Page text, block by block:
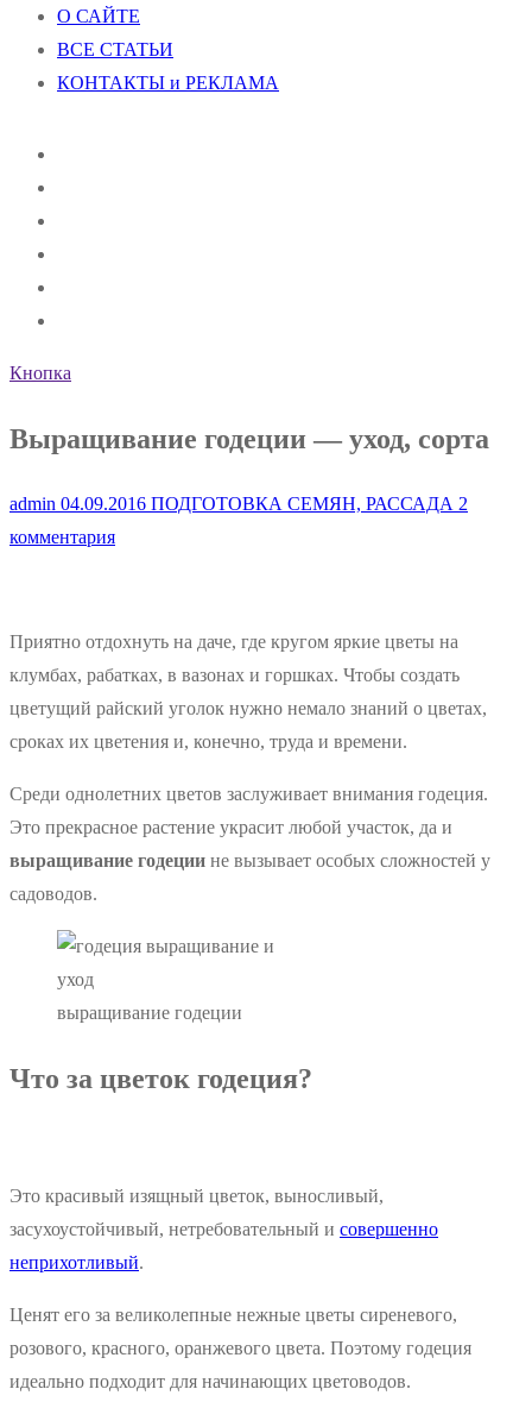
О САЙТЕ
ВСЕ СТАТЬИ
КОНТАКТЫ и РЕКЛАМА
Кнопка
Выращивание годеции — уход, сорта
admin 04.09.2016 ПОДГОТОВКА СЕМЯН, РАССАДА 2
комментария
Приятно отдохнуть на даче, где кругом яркие цветы на
клумбах, рабатках, в вазонах и горшках. Чтобы создать
цветущий райский уголок нужно немало знаний о цветах,
сроках их цветения и, конечно, труда и времени.
Среди однолетних цветов заслуживает внимания годеция.
Это прекрасное растение украсит любой участок, да и
выращивание годеции не вызывает особых сложностей у
садоводов.
выращивание годеции
Что за цветок годеция?
Это красивый изящный цветок, выносливый,
засухоустойчивый, нетребовательный и совершенно
неприхотливый.
Ценят его за великолепные нежные цветы сиреневого,
розового, красного, оранжевого цвета. Поэтому годеция
идеально подходит для начинающих цветоводов.